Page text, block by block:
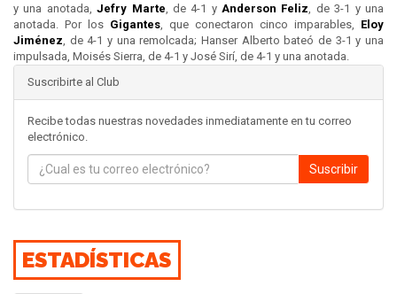
y una anotada,Jefry Marte , de 4-1 y Anderson Feliz , de 3-1 y una
anotada. Por los Gigantes , que conectaron cinco imparables, Eloy
Jiménez , de 4-1 y una remolcada; Hanser Alberto bateó de 3-1 y una
impulsada, Moisés Sierra, de 4-1 y José Sirí, de 4-1 y una anotada.
Suscribirte al Club
Recibe todas nuestras novedades inmediatamente en tu correo
electrónico.
Suscribir
ESTADÍSTICAS